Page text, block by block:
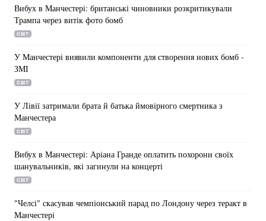
Тема оформлення
Вибух в Манчестері: британські чиновники розкритикували
Трампа через витік фото бомб
СВІТ
У Манчестері виявили компоненти для створення нових бомб -
ЗМІ
СВІТ
У Лівії затримали брата й батька ймовірного смертника з
Манчестера
СВІТ
Вибух в Манчестері: Аріана Гранде оплатить похорони своїх
шанувальників, які загинули на концерті
СВІТ
"Челсі" скасував чемпіонський парад по Лондону через теракт в
Манчестері